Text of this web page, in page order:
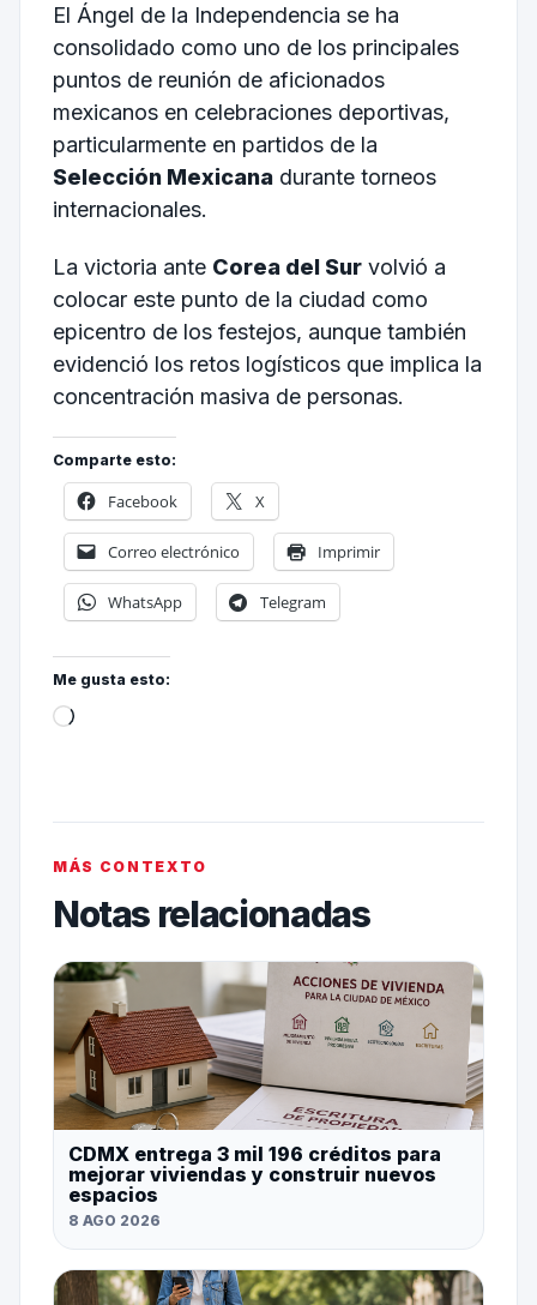
El Ángel de la Independencia se ha
consolidado como uno de los principales
puntos de reunión de aficionados
mexicanos en celebraciones deportivas,
particularmente en partidos de la
Selección Mexicanadurante torneos
internacionales.
La victoria ante Corea del Survolvió a
colocar este punto de la ciudad como
epicentro de los festejos, aunque también
evidenció los retos logísticos que implica la
concentración masiva de personas.
Comparte esto:
Facebook X
Correo electrónico Imprimir
WhatsApp Telegram
Me gusta esto:
MÁS CONTEXTO
Notas relacionadas
CDMX entrega 3 mil 196 créditos para
mejorar viviendas y construir nuevos
espacios
8 AGO 2026